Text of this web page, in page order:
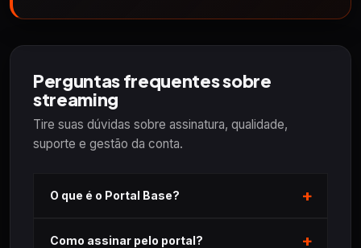
Perguntas frequentes sobre
streaming
Tire suas dúvidas sobre assinatura, qualidade,
suporte e gestão da conta.
O que é o Portal Base?
Como assinar pelo portal?